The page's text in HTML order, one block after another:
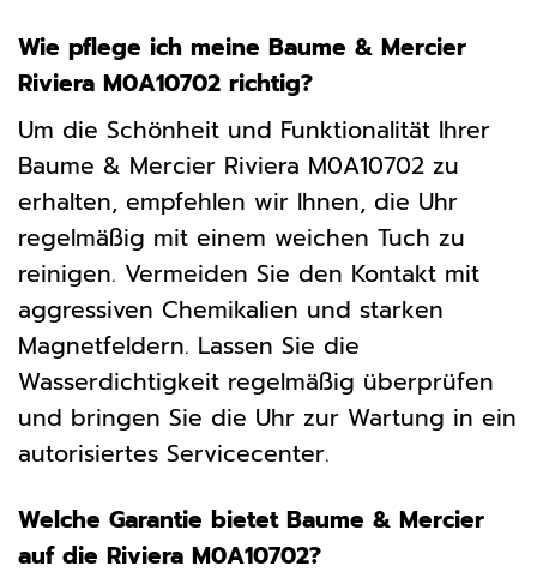
Wie pflege ich meine Baume & Mercier
Riviera M0A10702 richtig?
Um die Schönheit und Funktionalität Ihrer
Baume & Mercier Riviera M0A10702 zu
erhalten, empfehlen wir Ihnen, die Uhr
regelmäßig mit einem weichen Tuch zu
reinigen. Vermeiden Sie den Kontakt mit
aggressiven Chemikalien und starken
Magnetfeldern. Lassen Sie die
Wasserdichtigkeit regelmäßig überprüfen
und bringen Sie die Uhr zur Wartung in ein
autorisiertes Servicecenter.
Welche Garantie bietet Baume & Mercier
auf die Riviera M0A10702?